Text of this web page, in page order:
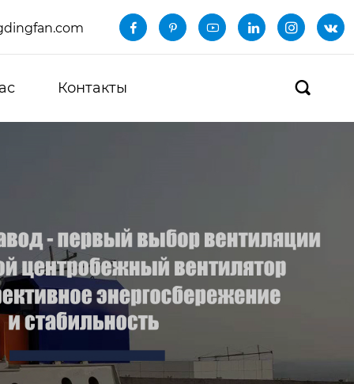
     
Контакты 